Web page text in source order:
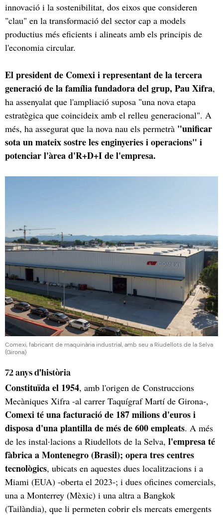
innovació i la sostenibilitat, dos eixos que consideren
"clau" en la transformació del sector cap a models
productius més eficients i alineats amb els principis de
l'economia circular.
El president de Comexi i representant de la tercera
generació de la família fundadora del grup, Pau Xifra,
ha assenyalat que l'ampliació suposa "una nova etapa
estratègica que coincideix amb el relleu generacional". A
més, ha assegurat que la nova nau els permetrà "unificar
sota un mateix sostre les enginyeries i operacions" i
potenciar l'àrea d'R+D+I de l'empresa.
Comexi, fabricant de maquinària industrial, amb seu a Riudellots de la Selva
(Girona)
72 anys d'història
Constituïda el 1954, amb l'origen de Construccions
Mecàniques Xifra -al carrer Taquígraf Martí de Girona-,
Comexi té una facturació de 187 milions d'euros i
disposa d'una plantilla de més de 600 empleats. A més
de les instal·lacions a Riudellots de la Selva, l'empresa té
fàbrica a Montenegro (Brasil); opera tres centres
tecnològics, ubicats en aquestes dues localitzacions i a
Miami (EUA) -oberta el 2023-; i dues oficines comercials,
una a Monterrey (Mèxic) i una altra a Bangkok
(Tailàndia), que li permeten cobrir els mercats emergents